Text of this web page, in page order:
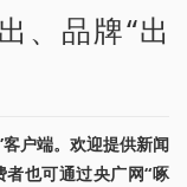
、品牌“出
户端。欢迎提供新闻
也可通过央广网“啄